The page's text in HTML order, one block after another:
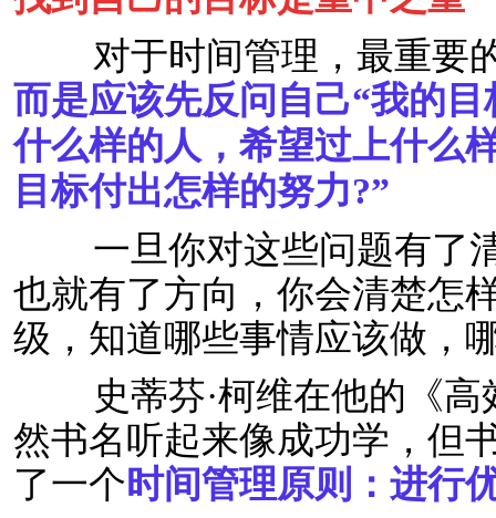
对于时间管理，最重要的
而是应该先反问自己“我的
什么样的人，希望过上什么
目标付出怎样的努力?”
一旦你对这些问题有了清
也就有了方向，你会清楚怎
级，知道哪些事情应该做，
史蒂芬·柯维在他的《高
然书名听起来像成功学，但
了一个时间管理原则：进行